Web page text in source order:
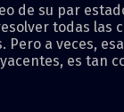
de su par
todas las
a veces,
es tan